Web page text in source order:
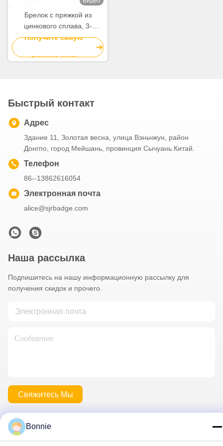
Брелок с пряжкой из
цинкового сплава, 3-
точечный замок для
багажа, одежды, брелок с
рыбой, оптовая продажа
Получите самую
лучшую цену
Быстрый контакт
Адрес
Здание 11, Золотая весна, улица Вэньчжун, район
Донгпо, город Мейшань, провинция Сычуань.Китай.
Телефон
86--13862616054
Электронная почта
alice@sjrbadge.com
Наша рассылка
Подпишитесь на нашу информационную рассылку для
получения скидок и прочего.
Свяжитесь Мы
Политика уединения
Bonnie